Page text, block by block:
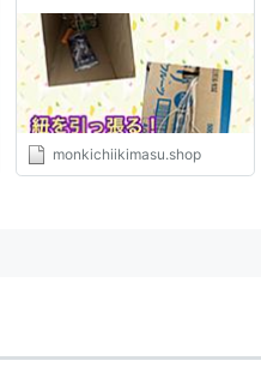
monkichiikimasu.shop